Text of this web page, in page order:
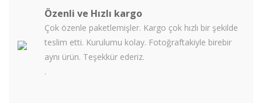
Özenli ve Hızlı kargo
Çok özenle paketlemişler. Kargo çok hızlı bir şekilde
teslim etti. Kurulumu kolay. Fotoğraftakiyle birebir
aynı ürün. Teşekkür ederiz.
.